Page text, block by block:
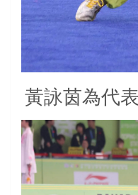
黃詠茵為代